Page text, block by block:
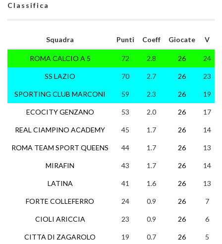
Classifica
Squadra
ROMA CALCIO A 5
SS LAZIO
SPORTING CLUB MARCONI
ECOCITY GENZANO
REAL CIAMPINO ACADEMY
ROMA TEAM SPORT QUEENS
MIRAFIN
LATINA
FORTE COLLEFERRO
CIOLI ARICCIA
CITTA DI ZAGAROLO
Punti Coeff Giocate V
72 2.8 26 24
70 2.7 26 23
59 2.3 26 19
53 2.0 26 17
45 1.7 26 14
44 1.7 26 13
43 1.7 26 14
41 1.6 26 13
24 0.9 26 7
23 0.9 26 6
19 0.7 26 5